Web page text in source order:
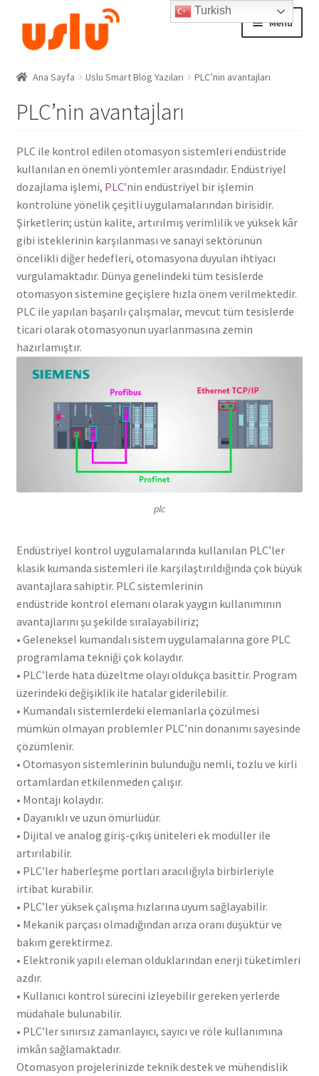
navigation
content
Menu
Ana Sayfa
AKILLI EV ÜRÜNLERİ
Adım Takip Sistemi
Hesap – Üye Ol
İletişim
Ödeme
menu
Ana Sayfa Uslu Smart Blog Yazıları PLC’nin avantajları
PLC’nin avantajları
PLC ile kontrol edilen otomasyon sistemleri endüstride
kullanılan en önemli yöntemler arasındadır. Endüstriyel
dozajlama işlemi, PLC’nin endüstriyel bir işlemin
kontrolüne yönelik çeşitli uygulamalarından birisidir.
Şirketlerin; üstün kalite, artırılmış verimlilik ve yüksek kâr
gibi isteklerinin karşılanması ve sanayi sektörünün
öncelikli diğer hedefleri, otomasyona duyulan ihtiyacı
vurgulamaktadır. Dünya genelindeki tüm tesislerde
otomasyon sistemine geçişlere hızla önem verilmektedir.
PLC ile yapılan başarılı çalışmalar, mevcut tüm tesislerde
ticari olarak otomasyonun uyarlanmasına zemin
hazırlamıştır.
plc
Endüstriyel kontrol uygulamalarında kullanılan PLC’ler
klasik kumanda sistemleri ile karşılaştırıldığında çok büyük
avantajlara sahiptir. PLC sistemlerinin
endüstride kontrol elemanı olarak yaygın kullanımının
avantajlarını şu şekilde sıralayabiliriz;
• Geleneksel kumandalı sistem uygulamalarına göre PLC
programlama tekniği çok kolaydır.
• PLC’lerde hata düzeltme olayı oldukça basittir. Program
üzerindeki değişiklik ile hatalar giderilebilir.
• Kumandalı sistemlerdeki elemanlarla çözülmesi
mümkün olmayan problemler PLC’nin donanımı sayesinde
çözümlenir.
• Otomasyon sistemlerinin bulunduğu nemli, tozlu ve kirli
ortamlardan etkilenmeden çalışır.
• Montajı kolaydır.
• Dayanıklı ve uzun ömürlüdür.
• Dijital ve analog giriş-çıkış üniteleri ek modüller ile
artırılabilir.
• PLC’ler haberleşme portları aracılığıyla birbirleriyle
irtibat kurabilir.
• PLC’ler yüksek çalışma hızlarına uyum sağlayabilir.
• Mekanik parçası olmadığından arıza oranı düşüktür ve
bakım gerektirmez.
• Elektronik yapılı eleman olduklarından enerji tüketimleri
azdır.
• Kullanıcı kontrol sürecini izleyebilir gereken yerlerde
müdahale bulunabilir.
• PLC’ler sınırsız zamanlayıcı, sayıcı ve röle kullanımına
imkân sağlamaktadır.
Otomasyon projelerinizde teknik destek ve mühendislik
Turkish